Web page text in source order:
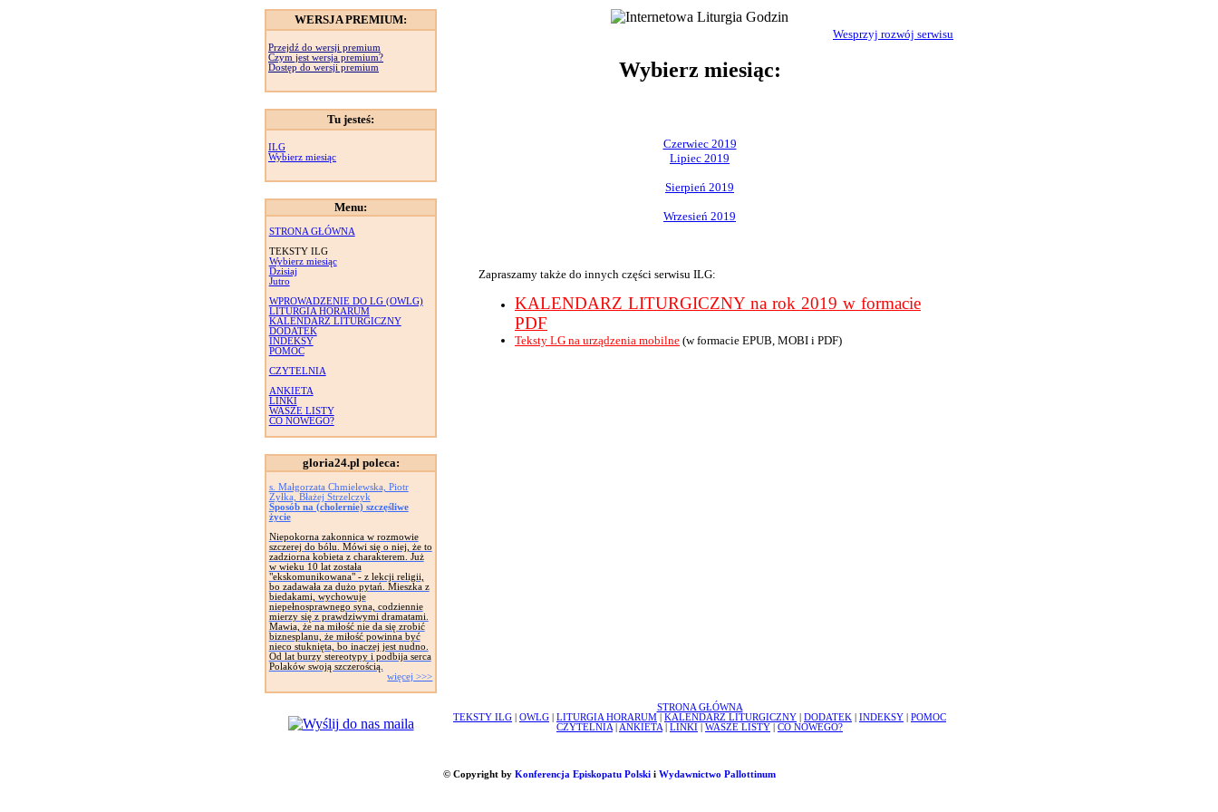
WERSJA PREMIUM:
Przejdź do wersji premium
Czym jest wersja premium?
Dostęp do wersji premium
Tu jesteś:
ILG
Wybierz miesiąc
Menu:
STRONA GŁÓWNA
TEKSTY ILG
Wybierz miesiąc
Dzisiaj
Jutro
WPROWADZENIE DO LG (OWLG)
LITURGIA HORARUM
KALENDARZ LITURGICZNY
DODATEK
INDEKSY
POMOC
CZYTELNIA
ANKIETA
LINKI
WASZE LISTY
CO NOWEGO?
gloria24.pl poleca:
s. Małgorzata Chmielewska, Piotr
Żyłka, Błażej Strzelczyk
Sposób na (cholernie) szczęśliwe
życie
Niepokorna zakonnica w rozmowie
szczerej do bólu. Mówi się o niej, że to
zadziorna kobieta z charakterem. Już
w wieku 10 lat została
"ekskomunikowana" - z lekcji religii,
bo zadawała za dużo pytań. Mieszka z
biedakami, wychowuje
niepełnosprawnego syna, codziennie
mierzy się z prawdziwymi dramatami.
Mawia, że na miłość nie da się zrobić
biznesplanu, że miłość powinna być
nieco stuknięta, bo inaczej jest nudno.
Od lat burzy stereotypy i podbija serca
Polaków swoją szczerością.
więcej >>>
Wesprzyj rozwój serwisu
Wybierz miesiąc:
Czerwiec 2019
Lipiec 2019
Sierpień 2019
Wrzesień 2019
Zapraszamy także do innych części serwisu ILG:
KALENDARZ LITURGICZNY na rok 2019 w formacie
PDF
Teksty LG na urządzenia mobilne (w formacie EPUB, MOBI i PDF)
STRONA GŁÓWNA
TEKSTY ILG
OWLG LITURGIA HORARUM KALENDARZ LITURGICZNY DODATEK INDEKSY
POMOC
CZYTELNIA
ANKIETA LINKI WASZE LISTY CO NOWEGO?
© Copyright by Konferencja Episkopatu Polskii Wydawnictwo Pallottinum